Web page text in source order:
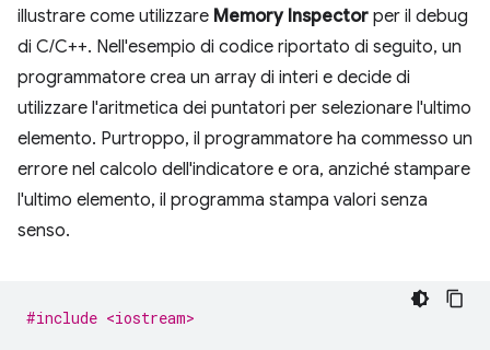
illustrare come utilizzare Memory Inspector per il debug
di C/C++. Nell'esempio di codice riportato di seguito, un
programmatore crea un array di interi e decide di
utilizzare l'aritmetica dei puntatori per selezionare l'ultimo
elemento. Purtroppo, il programmatore ha commesso un
errore nel calcolo dell'indicatore e ora, anziché stampare
l'ultimo elemento, il programma stampa valori senza
senso.
#include <iostream>